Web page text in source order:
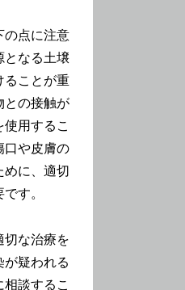
の点に注意
となる土壌
ることが重
との接触が
用するこ
口や皮膚の
めに、適切
す。
切な治療を
が疑われる
談するこ